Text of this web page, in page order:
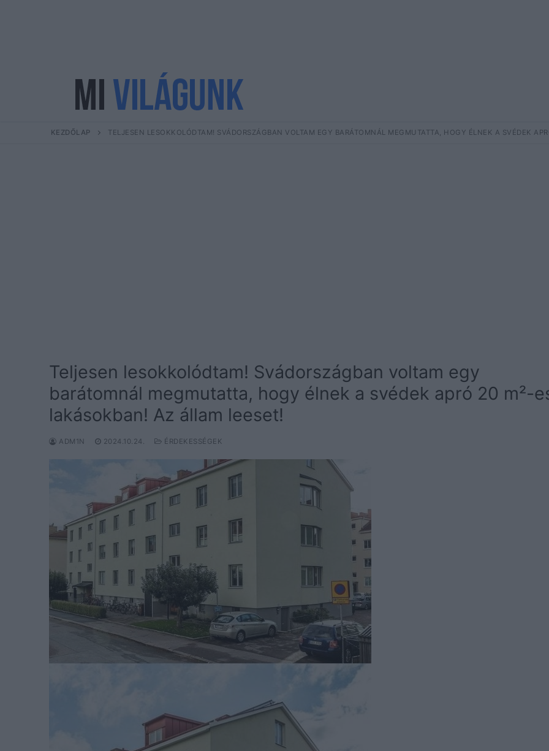
KEZDŐLAP TELJESEN LESOKKOLÓDTAM! SVÁDORSZÁGBAN VOLTAM EGY BARÁTOMNÁL MEGMUTATTA, HOGY ÉLNEK A SVÉDEK
Teljesen lesokkolódtam! Svádországban voltam egy
barátomnál megmutatta, hogy élnek a svédek apró 20 m²-
lakásokban! Az állam leeset!
ADM1N 2024.10.24. ÉRDEKESSÉGEK